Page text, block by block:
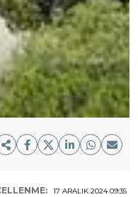
17 ARALIK 2024 09:35